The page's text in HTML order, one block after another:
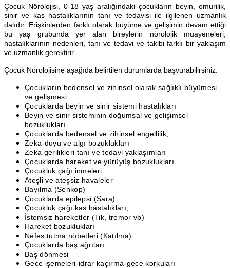
Çocuk Nörolojisi , 0-18 yaş aralığındaki çocukların beyin, omurilik,
sinir ve kas hastalıklarının tanı ve tedavisi ile ilgilenen uzmanlık
dalıdır. Erişkinlerden farklı olarak büyüme ve gelişimin devam ettiği
bu yaş grubunda yer alan bireylerin nörolojik muayeneleri,
hastalıklarının nedenleri, tanı ve tedavi ve takibi farklı bir yaklaşım
ve uzmanlık gerektirir.
Çocuk Nörolojisine aşağıda belirtilen durumlarda başvurabilirsiniz.
Çocukların bedensel ve zihinsel olarak sağlıklı büyümesi
ve gelişmesi
Çocuklarda beyin ve sinir sistemi hastalıkları
Beyin ve sinir sisteminin doğumsal ve gelişimsel
bozuklukları
Çocuklarda bedensel ve zihinsel engellilik,
Zeka-duyu ve algı bozuklukları
Zeka gerilikleri tanı ve tedavi yaklaşımları
Çocuklarda hareket ve yürüyüş bozuklukları
Çocukluk çağı inmeleri
Ateşli ve ateşsiz havaleler
Bayılma (Senkop)
Çocuklarda epilepsi (Sara)
Çocukluk çağı kas hastalıkları,
İstemsiz hareketler (Tik, tremor vb)
Hareket bozuklukları
Nefes tutma nöbetleri (Katılma)
Çocuklarda baş ağrıları
Baş dönmesi
Gece işemeleri-idrar kaçırma-gece korkuları